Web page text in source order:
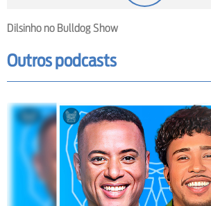
Dilsinho no Bulldog Show
Outros podcasts